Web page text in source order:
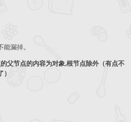
漏掉。
父节点的内容为对象,根节点除外（有点不